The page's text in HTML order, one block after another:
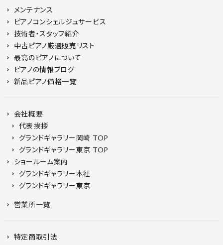
メンテナンス
ピアノコンシェルジュサービス
技術者・スタッフ紹介
中古ピアノ厳選販売リスト
最高のピアノについて
ピアノの情報ブログ
新品ピアノ価格一覧
会社概要
代表挨拶
グランドギャラリー岡崎 TOP
グランドギャラリー東京 TOP
ショールーム案内
グランドギャラリー本社
グランドギャラリー東京
営業所一覧
特定商取引法